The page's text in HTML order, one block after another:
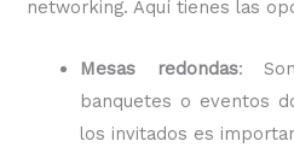
networking. Aquí tienes las
Mesas redondas:
banquetes o eventos
los invitados es